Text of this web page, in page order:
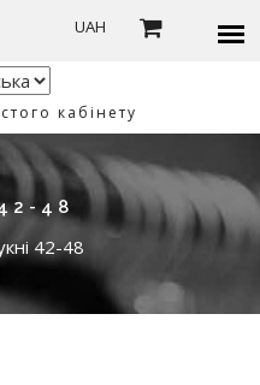
UAH
кабінету
48
42-48